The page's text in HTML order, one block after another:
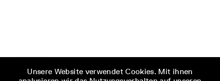
Unsere Website verwendet Cookies. Mit ihnen